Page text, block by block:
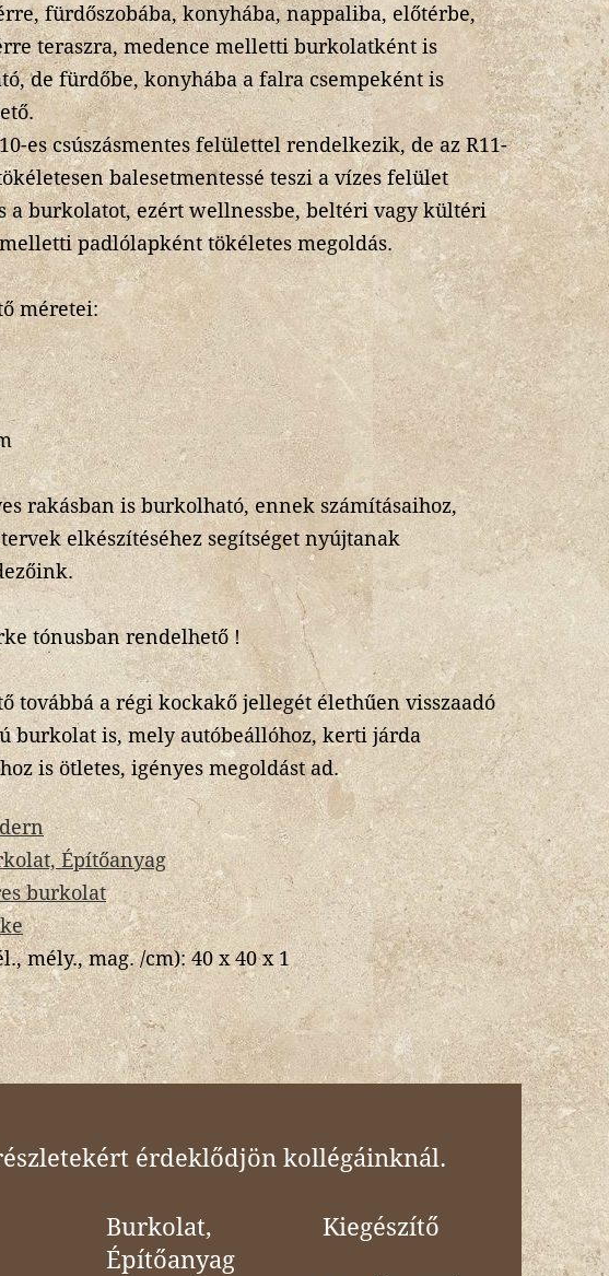
fürdőszobába, konyhába, nappaliba, előtérbe,
teraszra, medence melletti burkolatként is
de fürdőbe, konyhába a falra csempeként is
es csúszásmentes felülettel rendelkezik, de az R11-
balesetmentessé teszi a vízes felület
a burkolatot, ezért wellnessbe, beltéri vagy kültéri
padlólapként tökéletes megoldás.
méretei:
rakásban is burkolható, ennek számításaihoz,
elkészítéséhez segítséget nyújtanak
tónusban rendelhető !
továbbá a régi kockakő jellegét élethűen visszaadó
burkolat is, mely autóbeállóhoz, kerti járda
is ötletes, igényes megoldást ad.
Építőanyag
burkolat
mély., mag. /cm):40 x 40 x 1
érdeklődjön kollégáinknál.
Burkolat,
Építőanyag
Kiegészítő